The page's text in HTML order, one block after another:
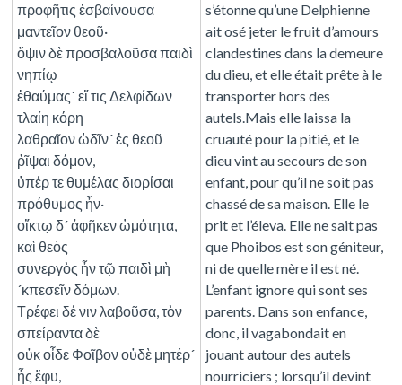
προφῆτις ἐσβαίνουσα
μαντεῖον θεοῦ·
ὄψιν δὲ προσβαλοῦσα παιδὶ
νηπίῳ
ἐθαύμας´ εἴ τις Δελφίδων
τλαίη κόρη
λαθραῖον ὠδῖν´ ἐς θεοῦ
ῥῖψαι δόμον,
ὑπέρ τε θυμέλας διορίσαι
πρόθυμος ἦν·
οἴκτῳ δ´ ἀφῆκεν ὠμότητα,
καὶ θεὸς
συνεργὸς ἦν τῷ παιδὶ μὴ
´κπεσεῖν δόμων.
Τρέφει δέ νιν λαβοῦσα, τὸν
σπείραντα δὲ
οὐκ οἶδε Φοῖβον οὐδὲ μητέρ´
ἧς ἔφυ,
s’étonne qu’une Delphienne
ait osé jeter le fruit d’amours
clandestines dans la demeure
du dieu, et elle était prête à le
transporter hors des
autels.Mais elle laissa la
cruauté pour la pitié, et le
dieu vint au secours de son
enfant, pour qu’il ne soit pas
chassé de sa maison. Elle le
prit et l’éleva. Elle ne sait pas
que Phoibos est son géniteur,
ni de quelle mère il est né.
L’enfant ignore qui sont ses
parents. Dans son enfance,
donc, il vagabondait en
jouant autour des autels
nourriciers ; lorsqu’il devint